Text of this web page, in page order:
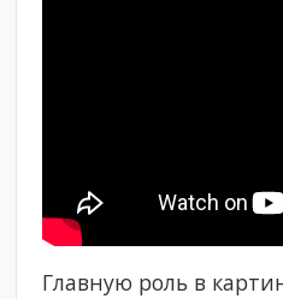
Главную роль в